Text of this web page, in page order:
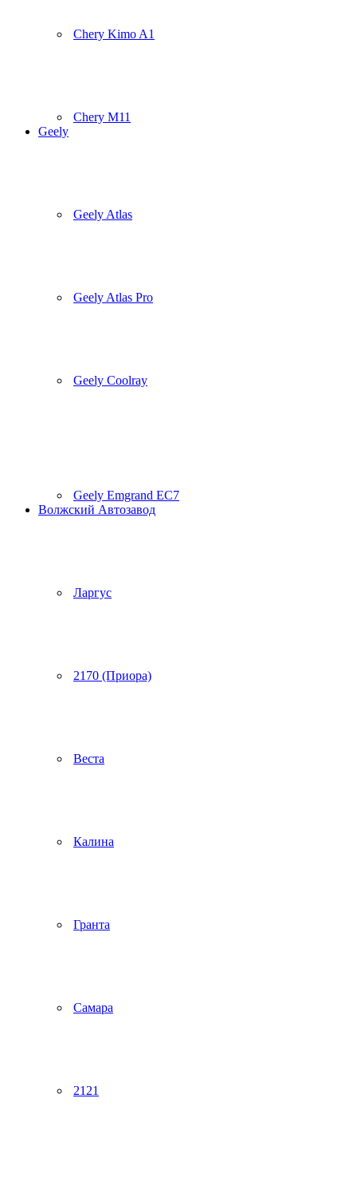
Chery Kimo A1
Chery M11
Geely
Geely Atlas
Geely Atlas Pro
Geely Coolray
Geely Emgrand EC7
Волжский Автозавод
Ларгус
2170 (Приора)
Веста
Калина
Гранта
Самара
2121